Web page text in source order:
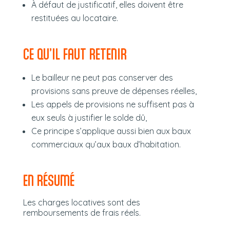
À défaut de justificatif, elles doivent être
restituées au locataire.
CE QU’IL FAUT RETENIR
Le bailleur ne peut pas conserver des
provisions sans preuve de dépenses réelles,
Les appels de provisions ne suffisent pas à
eux seuls à justifier le solde dû,
Ce principe s’applique aussi bien aux baux
commerciaux qu’aux baux d’habitation.
EN RÉSUMÉ
Les charges locatives sont des
remboursements de frais réels.